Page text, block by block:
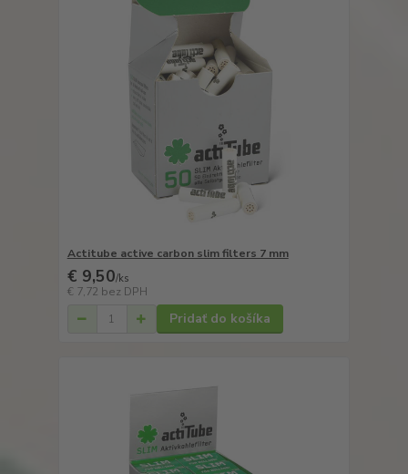
Actitube active carbon slim filters 7 mm
€ 9,50/ks
€ 7,72 bez DPH
Pridať do košíka